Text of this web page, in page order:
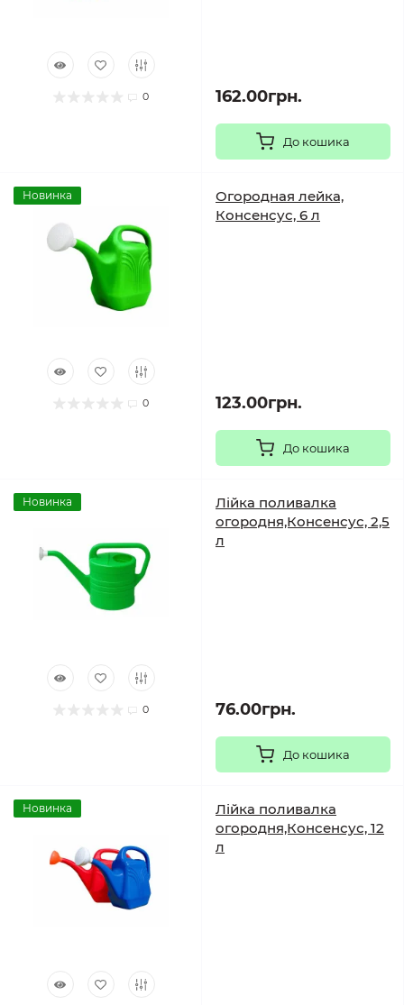
0 162.00грн.
До кошика
Новинка
0
Огородная лейка,
Консенсус, 6 л
123.00грн.
До кошика
Новинка
0
Лійка поливалка
огородня,Консенсус, 2,5
л
76.00грн.
До кошика
Новинка
Лійка поливалка
огородня,Консенсус, 12
л